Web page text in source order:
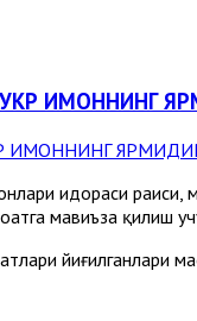
ИМОННИНГ
идораси
мавиъза қилиш
йиғилганлари